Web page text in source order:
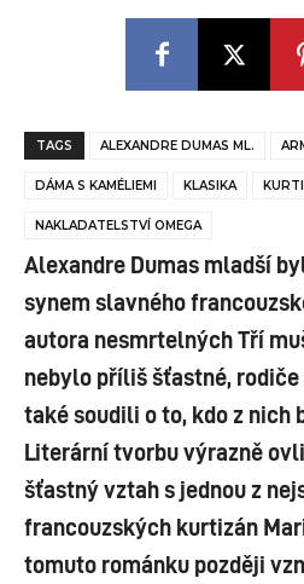
TAGS ALEXANDRE DUMAS ML.
DÁMA S KAMÉLIEMI KLASIKA
NAKLADATELSTVÍ OMEGA
Alexandre Dumas mladší
synem slavného
autora nesmrtelných Tří
nebylo příliš šťastné,
také soudili o to, kdo z nich
Literární tvorbu výrazně
šťastný vztah s jednou z
francouzských kurtizán
tomuto románku později